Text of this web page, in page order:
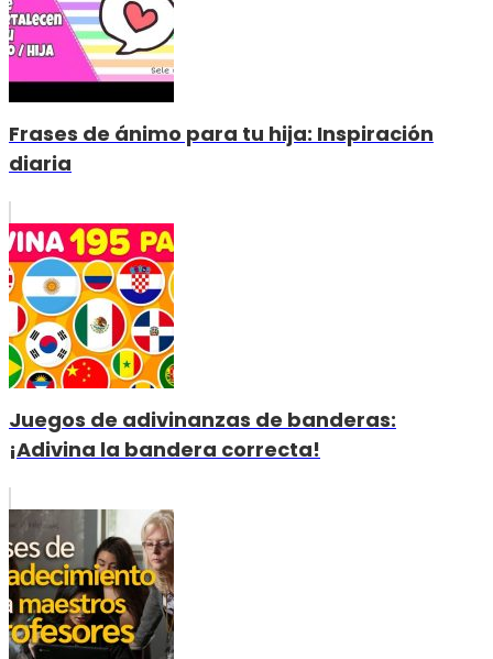
Frases de ánimo para tu hija: Inspiración
diaria
Juegos de adivinanzas de banderas:
¡Adivina la bandera correcta!